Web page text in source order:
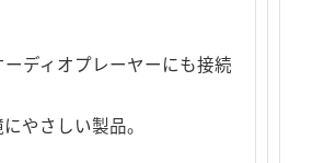
ーディオプレーヤーにも接続
やさしい製品。